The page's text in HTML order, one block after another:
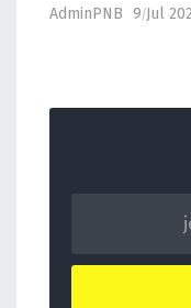
AdminPNB 9 Jul